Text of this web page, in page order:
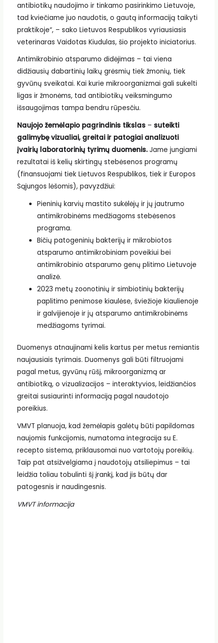
antibiotikų naudojimo ir tinkamo pasirinkimo Lietuvoje,
tad kviečiame juo naudotis, o gautą informaciją taikyti
praktikoje“, – sako Lietuvos Respublikos vyriausiasis
veterinaras Vaidotas Kiudulas, šio projekto iniciatorius.
Antimikrobinio atsparumo didėjimas – tai viena
didžiausių dabartinių laikų grėsmių tiek žmonių, tiek
gyvūnų sveikatai. Kai kurie mikroorganizmai gali sukelti
ligas ir žmonėms, tad antibiotikų veiksmingumo
išsaugojimas tampa bendru rūpesčiu.
Naujojo žemėlapio pagrindinis tikslas– suteikti
galimybę vizualiai, greitai ir patogiai analizuoti
įvairių laboratorinių tyrimų duomenis.Jame jungiami
rezultatai iš kelių skirtingų stebėsenos programų
(finansuojami tiek Lietuvos Respublikos, tiek ir Europos
Sąjungos lėšomis), pavyzdžiui:
Pieninių karvių mastito sukėlėjų ir jų jautrumo
antimikrobinėms medžiagoms stebėsenos
programa.
Bičių patogeninių bakterijų ir mikrobiotos
atsparumo antimikrobiniam poveikiui bei
antimikrobinio atsparumo genų plitimo Lietuvoje
analizė.
2023 metų zoonotinių ir simbiotinių bakterijų
paplitimo penimose kiaulėse, šviežioje kiaulienoje
ir galvijienoje ir jų atsparumo antimikrobinėms
medžiagoms tyrimai.
Duomenys atnaujinami kelis kartus per metus remiantis
naujausiais tyrimais. Duomenys gali būti filtruojami
pagal metus, gyvūnų rūšį, mikroorganizmą ar
antibiotiką, o vizualizacijos – interaktyvios, leidžiančios
greitai susiaurinti informaciją pagal naudotojo
poreikius.
VMVT planuoja, kad žemėlapis galėtų būti papildomas
naujomis funkcijomis, numatoma integracija su E.
recepto sistema, priklausomai nuo vartotojų poreikių.
Taip pat atsižvelgiama į naudotojų atsiliepimus – tai
leidžia toliau tobulinti šį įrankį, kad jis būtų dar
patogesnis ir naudingesnis.
VMVT informacija